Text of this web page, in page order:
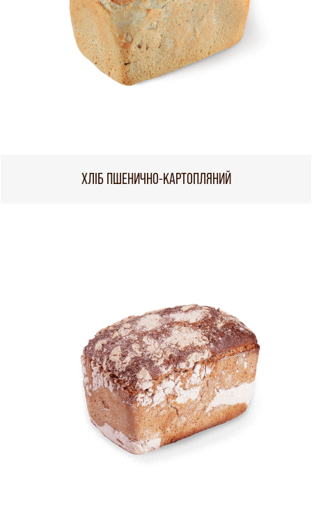
ХЛІБ ПШЕНИЧНО-КАРТОПЛЯНИЙ